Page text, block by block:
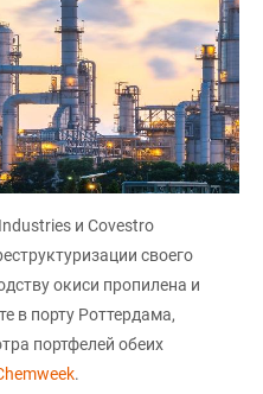
и Covestro
своего
окиси пропилена и
в порту Роттердама,
портфелей обеих
.